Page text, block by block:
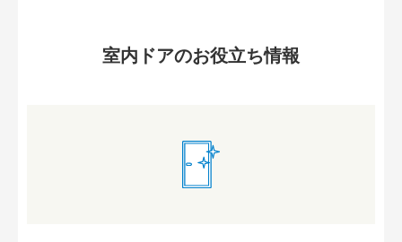
室内ドアのお役立ち情報